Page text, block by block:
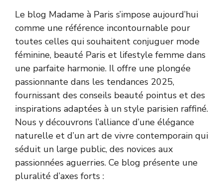
Le blog Madame à Paris s’impose aujourd’hui
comme une référence incontournable pour
toutes celles qui souhaitent conjuguer mode
féminine, beauté Paris et lifestyle femme dans
une parfaite harmonie. Il offre une plongée
passionnante dans les tendances 2025,
fournissant des conseils beauté pointus et des
inspirations adaptées à un style parisien raffiné.
Nous y découvrons l’alliance d’une élégance
naturelle et d’un art de vivre contemporain qui
séduit un large public, des novices aux
passionnées aguerries. Ce blog présente une
pluralité d’axes forts :